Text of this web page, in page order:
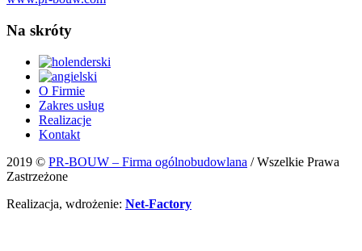
Na skróty
O Firmie
Zakres usług
Realizacje
Kontakt
2019 © PR-BOUW – Firma ogólnobudowlana / Wszelkie Prawa
Zastrzeżone
Realizacja, wdrożenie: Net-Factory